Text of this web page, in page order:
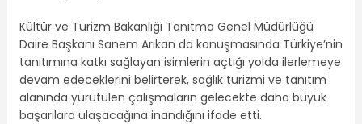
Kültür ve Turizm Bakanlığı Tanıtma Genel Müdürlüğü
Daire Başkanı Sanem Arıkan da konuşmasında Türkiye’nin
tanıtımına katkı sağlayan isimlerin açtığı yolda ilerlemeye
devam edeceklerini belirterek, sağlık turizmi ve tanıtım
alanında yürütülen çalışmaların gelecekte daha büyük
başarılara ulaşacağına inandığını ifade etti.